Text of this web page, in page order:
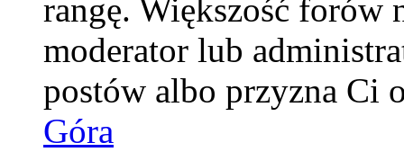
rangę. Większość forów
moderator lub
postów albo przyzna Ci
Góra